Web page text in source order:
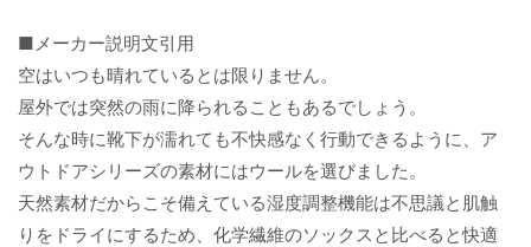
■メーカー説明文引用
空はいつも晴れているとは限りません。
屋外では突然の雨に降られることもあるでしょう。
そんな時に靴下が濡れても不快感なく行動できるように、ア
ウトドアシリーズの素材にはウールを選びました。
天然素材だからこそ備えている湿度調整機能は不思議と肌触
りをドライにするため、化学繊維のソックスと比べると快適